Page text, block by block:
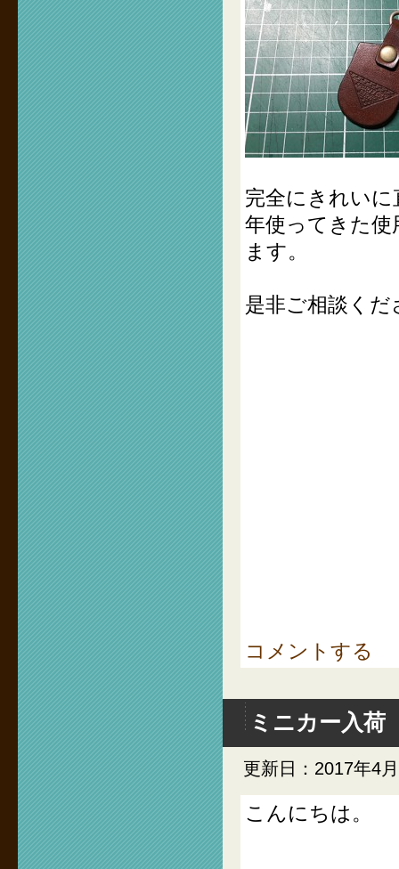
完全にきれい
年使ってきた
ます。
是非ご相談くだ
コメントする
ミニカー入荷
更新日：2017年4
こんにちは。